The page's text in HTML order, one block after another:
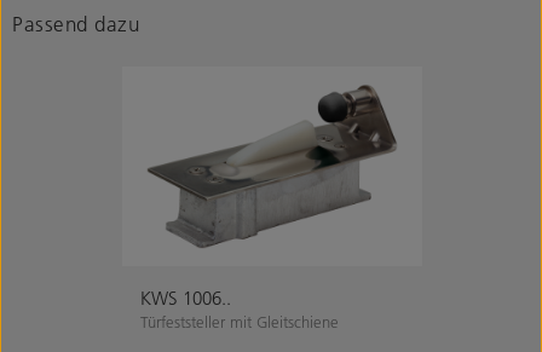
Passend dazu
KWS 1006..
Türfeststeller mit Gleitschiene